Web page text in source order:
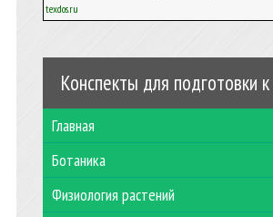
texdos.ru
Конспекты для подготовки
Главная
Ботаника
Физиология растений